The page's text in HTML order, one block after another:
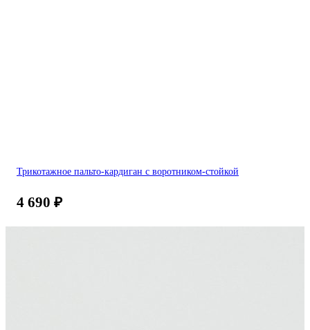
Трикотажное пальто-кардиган с воротником-стойкой
4 690 ₽